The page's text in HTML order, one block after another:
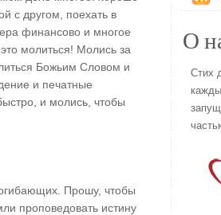
с другом, поехать в
финансово и многое
молиться! Молись за
Божьим Словом и
и печатные
и молись, чтобы
Прошу, чтобы
проповедовать истину
О
Стих